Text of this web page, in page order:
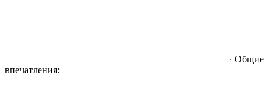
Общие
впечатления: